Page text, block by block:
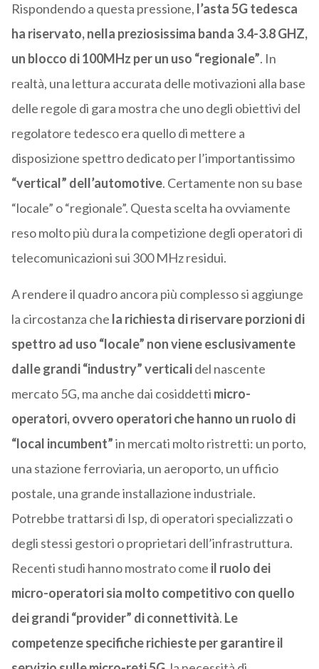
Rispondendo a questa pressione, l’asta 5G tedesca
ha riservato, nella preziosissima banda 3.4-3.8 GHZ,
un blocco di 100MHz per un uso “regionale”. In
realtà, una lettura accurata delle motivazioni alla base
delle regole di gara mostra che uno degli obiettivi del
regolatore tedesco era quello di mettere a
disposizione spettro dedicato per l’importantissimo
“vertical” dell’automotive. Certamente non su base
“locale” o “regionale”. Questa scelta ha ovviamente
reso molto più dura la competizione degli operatori di
telecomunicazioni sui 300 MHz residui.
A rendere il quadro ancora più complesso si aggiunge
la circostanza che la richiesta di riservare porzioni di
spettro ad uso “locale” non viene esclusivamente
dalle grandi “industry” verticalidel nascente
mercato 5G, ma anche dai cosiddetti micro-
operatori, ovvero operatori che hanno un ruolo di
“local incumbent”in mercati molto ristretti: un porto,
una stazione ferroviaria, un aeroporto, un ufficio
postale, una grande installazione industriale.
Potrebbe trattarsi di Isp, di operatori specializzati o
degli stessi gestori o proprietari dell’infrastruttura.
Recenti studi hanno mostrato come il ruolo dei
micro-operatori sia molto competitivo con quello
dei grandi “provider” di connettività. Le
competenze specifiche richieste per garantire il